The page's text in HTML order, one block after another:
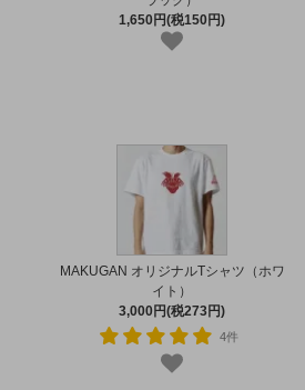
1,650円(税150円)
MAKUGAN オリジナルTシャツ（ホワ
イト）
3,000円(税273円)
4件